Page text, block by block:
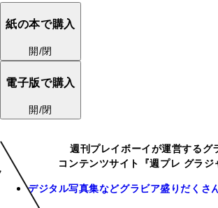
紙の本で購入
開/閉
電子版で購入
開/閉
週刊プレイボーイが運営するグ
コンテンツサイト『週プレ グラジ
デジタル写真集などグラビア盛りだくさ